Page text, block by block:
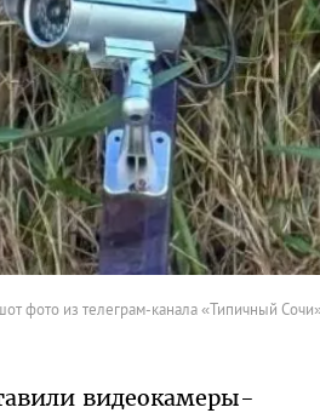
фото из телеграм-канала «Типичный
видеокамеры-